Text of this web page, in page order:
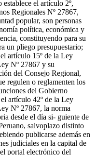
el artículo 2º,
Regionales Nº 27867,
popular, son personas
política, económica y
constituyendo para su
un pliego presupuestario;
artículo 15º de la Ley
Nº 27867 y su
del Consejo Regional,
regulen o reglamenten los
del Gobierno
artículo 42º de la Ley
Nº 27867, la norma
desde el día si- guiente de
salvoplazo distinto
publicarse además en
judiciales en la capital de
portal electrónico del